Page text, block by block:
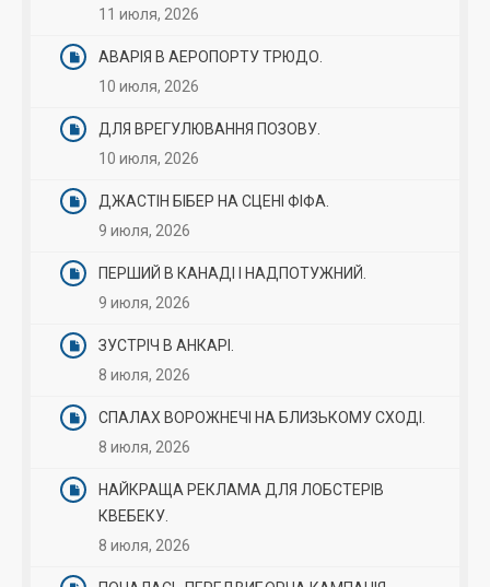
11 июля, 2026
АВАРІЯ В АЕРОПОРТУ ТРЮДО.
10 июля, 2026
ДЛЯ ВРЕГУЛЮВАННЯ ПОЗОВУ.
10 июля, 2026
ДЖАСТІН БІБЕР НА СЦЕНІ ФІФА.
9 июля, 2026
ПЕРШИЙ В КАНАДІ І НАДПОТУЖНИЙ.
9 июля, 2026
ЗУСТРІЧ В АНКАРІ.
8 июля, 2026
СПАЛАХ ВОРОЖНЕЧІ НА БЛИЗЬКОМУ СХОДІ.
8 июля, 2026
НАЙКРАЩА РЕКЛАМА ДЛЯ ЛОБСТЕРІВ
КВЕБЕКУ.
8 июля, 2026